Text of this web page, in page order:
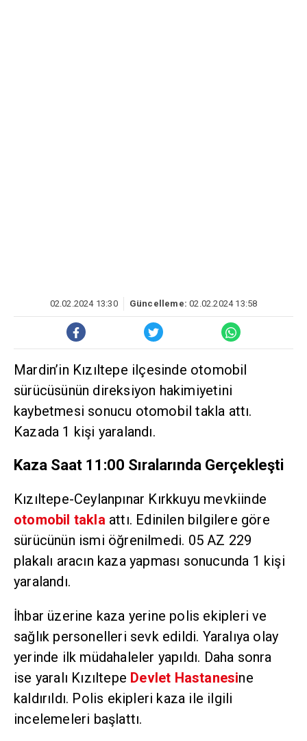
02.02.2024 13:30 Güncelleme: 02.02.2024 13:58
Mardin’in Kızıltepe ilçesinde otomobil
sürücüsünün direksiyon hakimiyetini
kaybetmesi sonucu otomobil takla attı.
Kazada 1 kişi yaralandı.
Kaza Saat 11:00 Sıralarında Gerçekleşti
Kızıltepe-Ceylanpınar Kırkkuyu mevkiinde
otomobil takla attı. Edinilen bilgilere göre
sürücünün ismi öğrenilmedi. 05 AZ 229
plakalı aracın kaza yapması sonucunda 1 kişi
yaralandı.
İhbar üzerine kaza yerine polis ekipleri ve
sağlık personelleri sevk edildi. Yaralıya olay
yerinde ilk müdahaleler yapıldı. Daha sonra
ise yaralı Kızıltepe Devlet Hastanesine
kaldırıldı. Polis ekipleri kaza ile ilgili
incelemeleri başlattı.